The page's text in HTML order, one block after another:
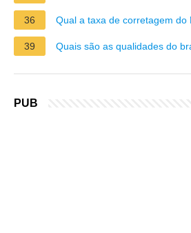
36 Qual a taxa de corretagem do
39 Quais são as qualidades do
PUB